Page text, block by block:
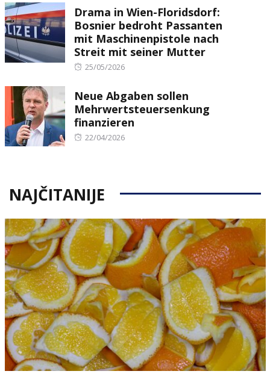
Drama in Wien-Floridsdorf:
Bosnier bedroht Passanten
mit Maschinenpistole nach
Streit mit seiner Mutter
Posted
25/05/2026
Neue Abgaben sollen
Mehrwertsteuersenkung
finanzieren
Posted
22/04/2026
NAJČITANIJE